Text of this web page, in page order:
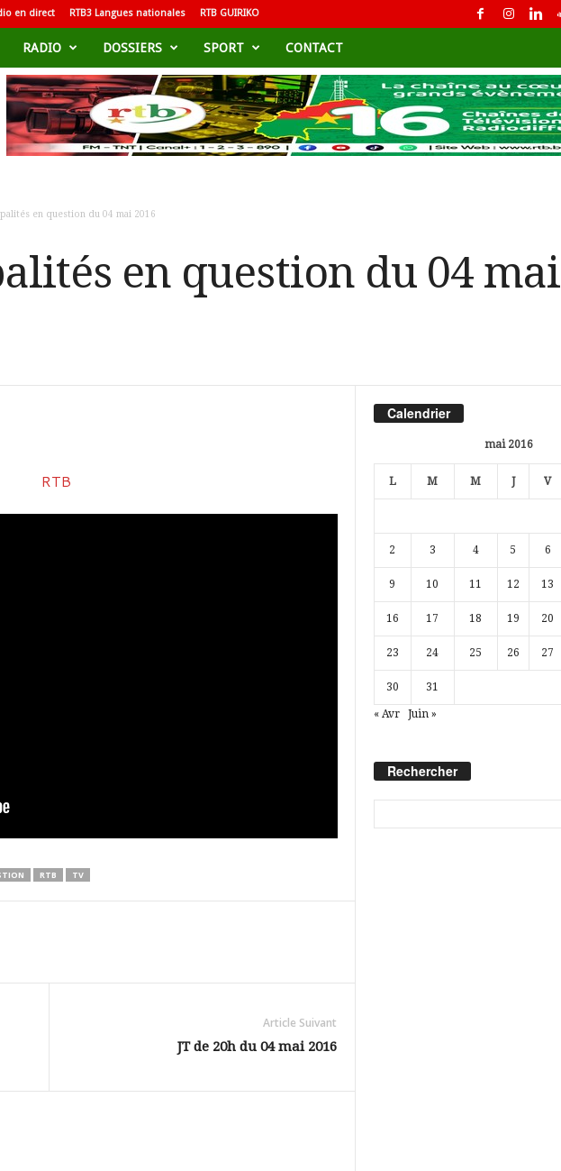
en direct RTB3 Langues nationales RTB GUIRIKO
RADIO DOSSIERS SPORT CONTACT
en question du 04 mai 2016
en question du 04 mai
RTB TV
Article Suivant
JT de 20h du 04 mai 2016
Calendrier
mai 2016
L M M J V
2 3 4 5 6
9 10 11 12 13
16 17 18 19 20
23 24 25 26 27
30 31
« Avr Juin »
Rechercher